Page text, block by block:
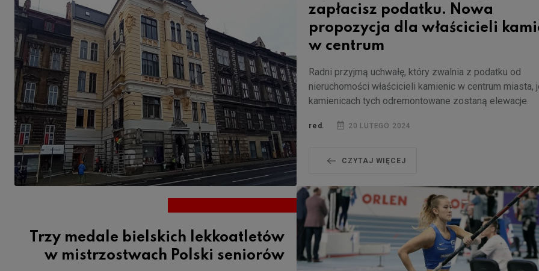
zapłacisz podatku. Nowa
propozycja dla właścicieli
w centrum
Radni przyjmą uchwałę, który zwalnia z podatku od
nieruchomości właścicieli kamienic w centrum miasta,
kamienicach tych odremontowane zostaną elewacje.
red. 20 LUTEGO 2024
CZYTAJ WIĘCEJ
Trzy medale bielskich lekkoatletów
w mistrzostwach Polski seniorów